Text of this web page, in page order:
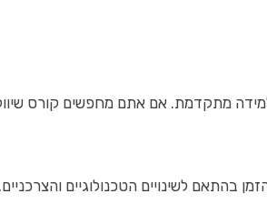
את הקריירה שלכם, חשוב להבין מה הן האפשרויות המתאימות ביותר בשוק של
בהתאם לשינויים הטכנולוגיים